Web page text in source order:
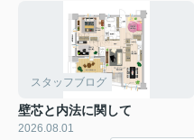
スタッフブログ
壁芯と内法に関して
2026.08.01